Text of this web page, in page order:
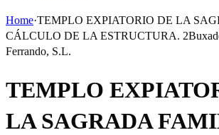
Home·TEMPLO EXPIATORIO DE LA
CÁLCULO DE LA ESTRUCTURA.
Ferrando, S.L.
TEMPLO
LA SAGRADA